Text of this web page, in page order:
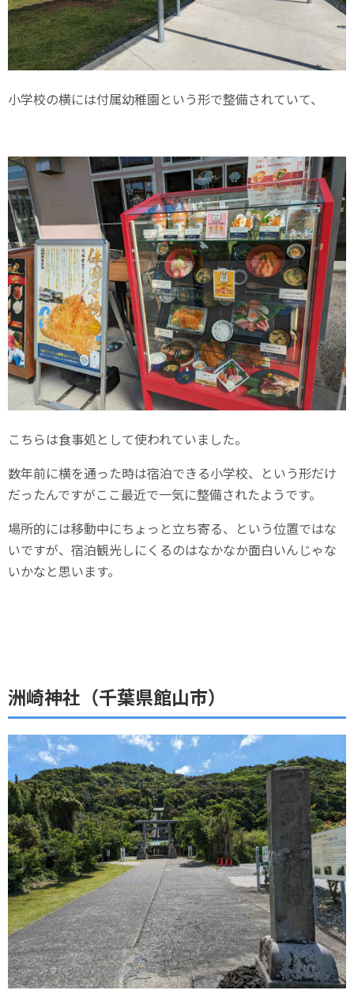
小学校の横には付属幼稚園という形で整備されていて、
こちらは食事処として使われていました。
数年前に横を通った時は宿泊できる小学校、という形だけ
だったんですがここ最近で一気に整備されたようです。
場所的には移動中にちょっと立ち寄る、という位置ではな
いですが、宿泊観光しにくるのはなかなか面白いんじゃな
いかなと思います。
洲崎神社（千葉県館山市）